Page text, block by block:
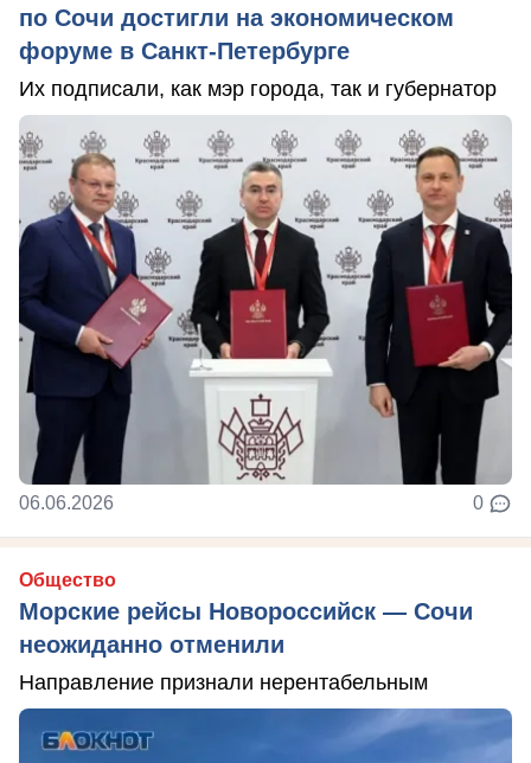
по Сочи достигли на экономическом
форуме в Санкт-Петербурге
Их подписали, как мэр города, так и губернатор
06.06.2026 0
Общество
Морские рейсы Новороссийск — Сочи
неожиданно отменили
Направление признали нерентабельным